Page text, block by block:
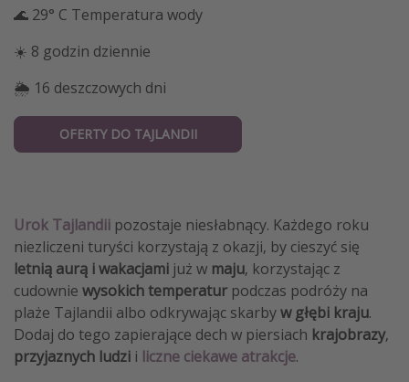
🌊 29° C Temperatura wody
☀️ 8 godzin dziennie
🌦 16 deszczowych dni
OFERTY DO TAJLANDII
Urok Tajlandii pozostaje niesłabnący. Każdego roku
niezliczeni turyści korzystają z okazji, by cieszyć się
letnią aurą i wakacjami już w maju, korzystając z
cudownie wysokich temperatur podczas podróży na
plaże Tajlandii albo odkrywając skarbyw głębi kraju.
Dodaj do tego zapierające dech w piersiach krajobrazy,
przyjaznych ludzi i liczne ciekawe atrakcje.